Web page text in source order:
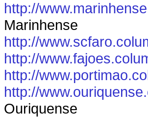
http://
Marinhense
http://
http://
http://
http://
Ouriquense